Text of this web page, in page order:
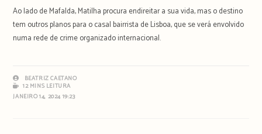
Ao lado de Mafalda, Matilha procura endireitar a sua vida, mas o destino
tem outros planos para o casal bairrista de Lisboa, que se verá envolvido
numa rede de crime organizado internacional.
BEATRIZ CAETANO
12 MINS LEITURA
JANEIRO 14, 2024 19:23